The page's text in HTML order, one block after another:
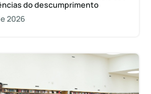
do descumprimento
2026